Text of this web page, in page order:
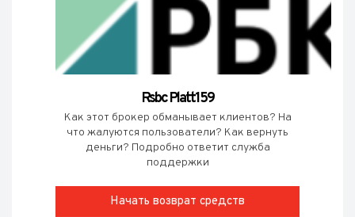
Rsbc Platt159
Как этот брокер обманывает клиентов? На
что жалуются пользователи? Как вернуть
деньги? Подробно ответит служба
поддержки
Начать возврат средств